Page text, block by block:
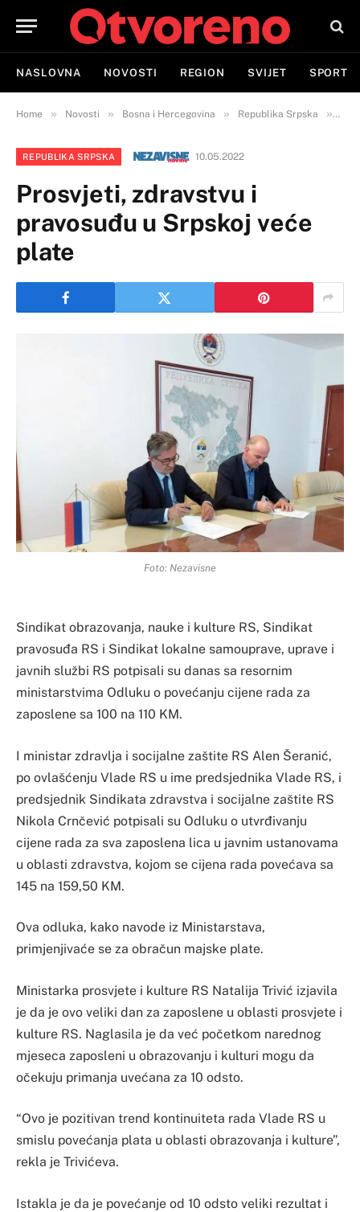
NASLOVNA NOVOSTI REGION SVIJET SPORT
Home » Novosti » Bosna i Hercegovina » Republika Srpska »
REPUBLIKA SRPSKA 10.05.2022
Prosvjeti, zdravstvu i
pravosuđu u Srpskoj veće
plate
Foto: Nezavisne
Sindikat obrazovanja, nauke i kulture RS, Sindikat
pravosuđa RS i Sindikat lokalne samouprave, uprave i
javnih službi RS potpisali su danas sa resornim
ministarstvima Odluku o povećanju cijene rada za
zaposlene sa 100 na 110 KM.
I ministar zdravlja i socijalne zaštite RS Alen Šeranić,
po ovlašćenju Vlade RS u ime predsjednika Vlade RS, i
predsjednik Sindikata zdravstva i socijalne zaštite RS
Nikola Crnčević potpisali su Odluku o utvrđivanju
cijene rada za sva zaposlena lica u javnim ustanovama
u oblasti zdravstva, kojom se cijena rada povećava sa
145 na 159,50 KM.
Ova odluka, kako navode iz Ministarstava,
primjenjivaće se za obračun majske plate.
Ministarka prosvjete i kulture RS Natalija Trivić izjavila
je da je ovo veliki dan za zaposlene u oblasti prosvjete i
kulture RS. Naglasila je da već početkom narednog
mjeseca zaposleni u obrazovanju i kulturi mogu da
očekuju primanja uvećana za 10 odsto.
“Ovo je pozitivan trend kontinuiteta rada Vlade RS u
smislu povećanja plata u oblasti obrazovanja i kulture”,
rekla je Trivićeva.
Istakla je da je povećanje od 10 odsto veliki rezultat i